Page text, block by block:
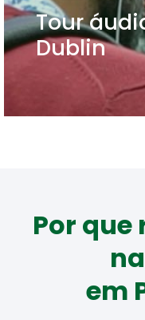
Tour
Dublin
Por
em